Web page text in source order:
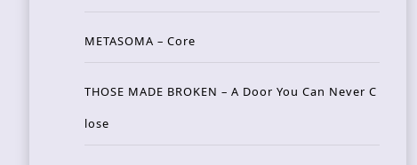
METASOMA – Core
THOSE MADE BROKEN – A Door You Can Never C
lose